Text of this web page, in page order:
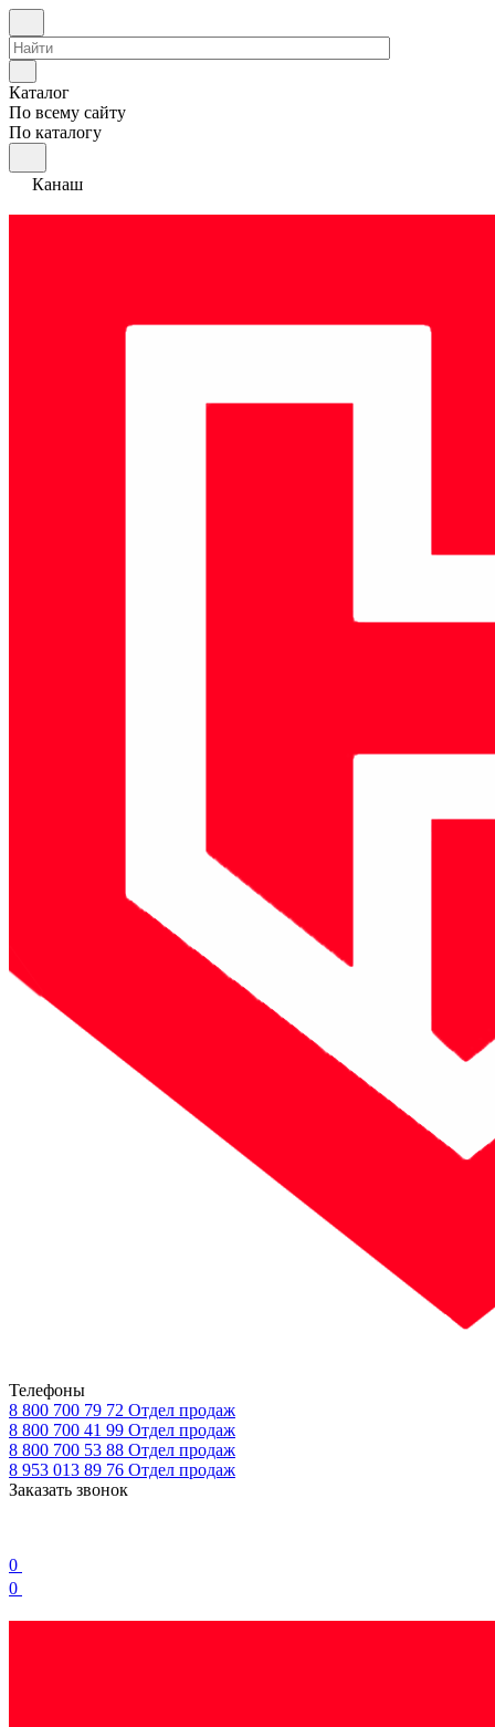
Каталог
По всему сайту
По каталогу
Канаш
Телефоны
8 800 700 79 72 Отдел продаж
8 800 700 41 99 Отдел продаж
8 800 700 53 88 Отдел продаж
8 953 013 89 76 Отдел продаж
Заказать звонок
0
0